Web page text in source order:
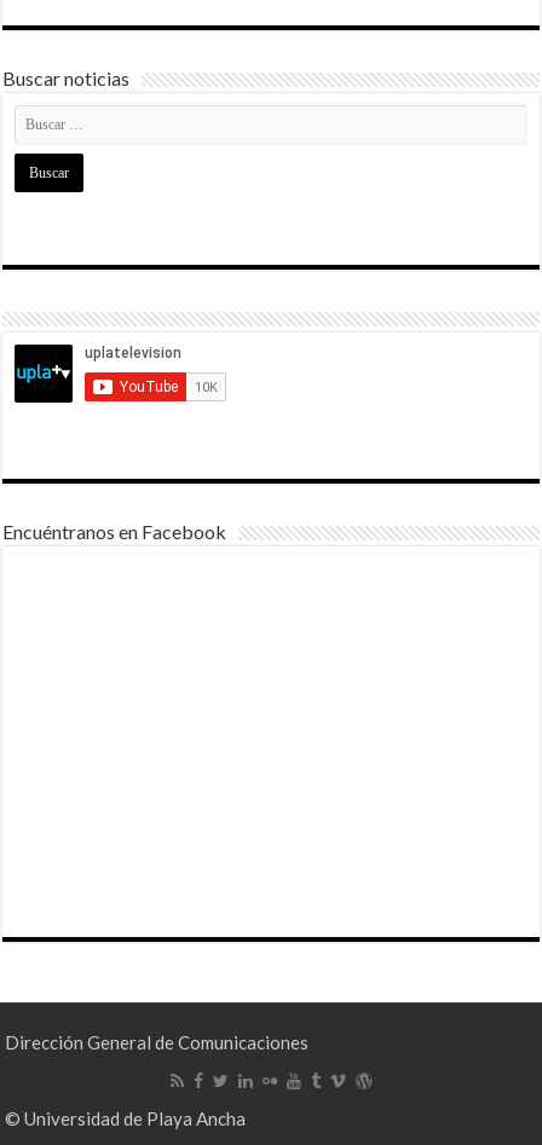
Buscar noticias
Encuéntranos en Facebook
Dirección General de Comunicaciones
© Universidad de Playa Ancha